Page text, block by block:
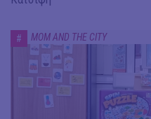
# MOM AND THE CITY